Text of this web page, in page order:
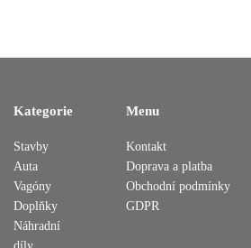
Kategorie
Stavby
Auta
Vagóny
Doplňky
Náhradní
Menu
Kontakt
Doprava a platba
Obchodní podmínky
GDPR
Dokončit objednávku